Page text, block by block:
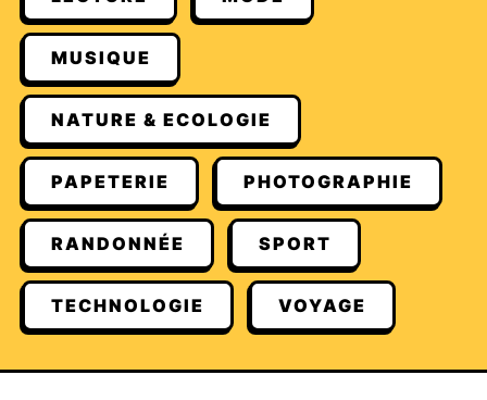
MUSIQUE
NATURE & ECOLOGIE
PAPETERIE PHOTOGRAPHIE
RANDONNÉE SPORT
TECHNOLOGIE VOYAGE